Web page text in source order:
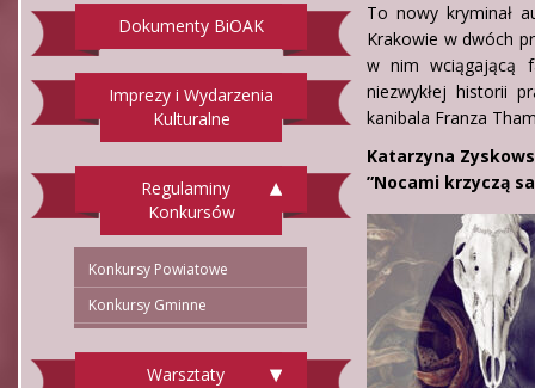
Dokumenty BiOAK
Imprezy i Wydarzenia
Kulturalne
Regulaminy
Konkursów
Konkursy Powiatowe
Konkursy Gminne
Warsztaty
To nowy kryminał
Krakowie w dwóch
w nim wciągającą
niezwykłej historii
kanibala Franza
Katarzyna
”Nocami krzyczą